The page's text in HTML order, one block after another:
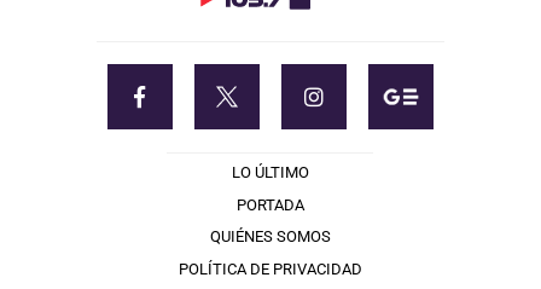
LO ÚLTIMO
PORTADA
QUIÉNES SOMOS
POLÍTICA DE PRIVACIDAD